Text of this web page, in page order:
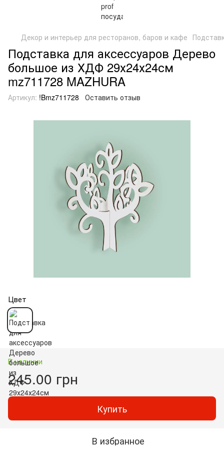
Декор и интерьер для ресторанов, баров и кафе
Подставка для аксессуаров Дерево
большое из ХДФ 29х24х24см
mz711728 MAZHURA
Артикул: !Bmz711728 Оставить отзыв
Цвет
В наличии
245.00 грн
Купить
В избранное